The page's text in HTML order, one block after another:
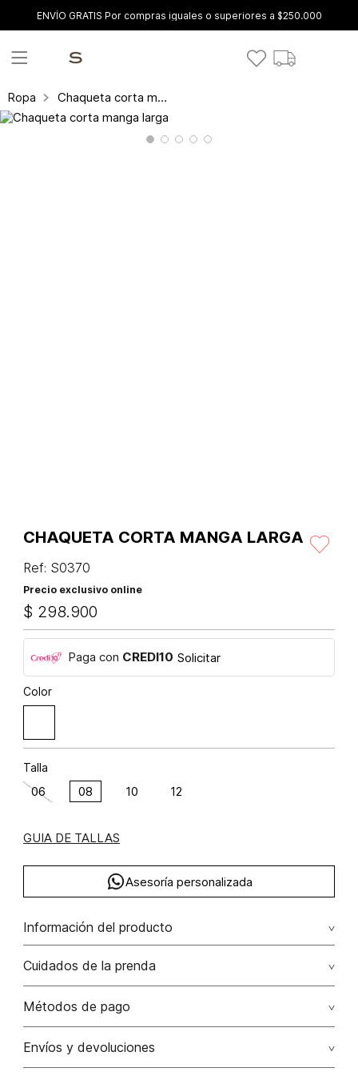
ENVÍO GRATIS Por compras iguales o superiores a $250.000
Ropa Chaqueta corta manga larga
CHAQUETA CORTA MANGA LARGA
Ref: S0370
Precio exclusivo online
$ 298.900
Paga con CREDI10 Solicitar
Color
Talla
06 08 10 12
GUIA DE TALLAS
Asesoría personalizada
Información del producto
Chaqueta corta manga larga poliamida 49% algodón 47%
elastano 4% 49.00% poliamida/polyamide47.00%
algodón/cotton4.00% elastano/elastane
Cuidados de la prenda
Lavado a máquina máximo a 30°c / centrifugar / secar
No usar lejia
Métodos de pago
Tarjetas de crédito: Visa, Dinners, Master Card y American
Envíos y devoluciones